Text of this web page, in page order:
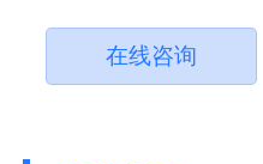
在线咨询